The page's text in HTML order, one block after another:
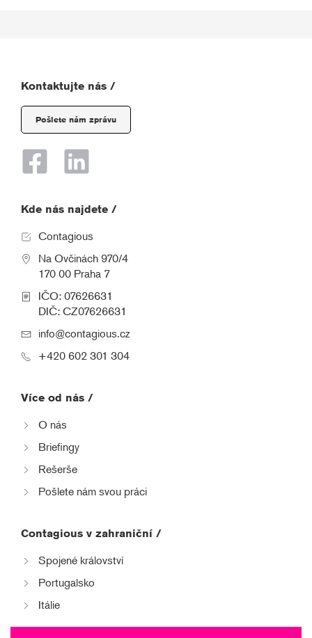
Kontaktujte nás /
Pošlete nám zprávu
Kde nás najdete /
Contagious
Na Ovčinách 970/4
170 00 Praha 7
IČO: 07626631
DIČ: CZ07626631
info@contagious.cz
+420 602 301 304
Více od nás /
O nás
Briefingy
Rešerše
Pošlete nám svou práci
Contagious v zahraniční /
Spojené království
Portugalsko
Itálie